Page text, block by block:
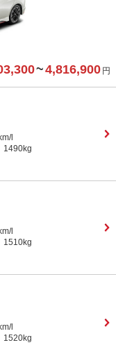
~4,816,900 円
l
1490kg
l
1510kg
l
1520kg